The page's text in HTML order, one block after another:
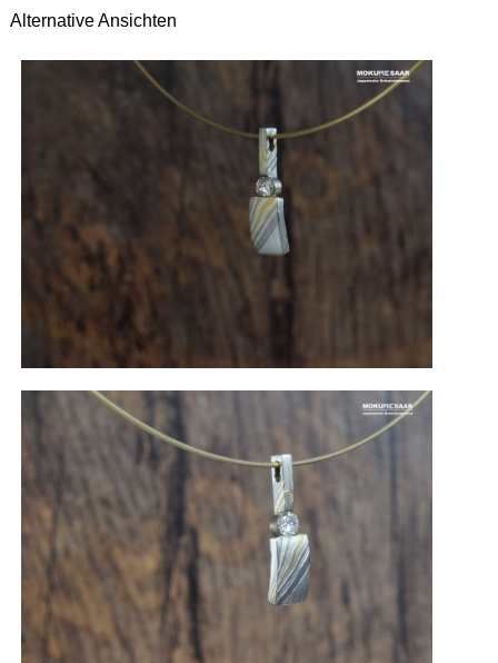
Alternative Ansichten